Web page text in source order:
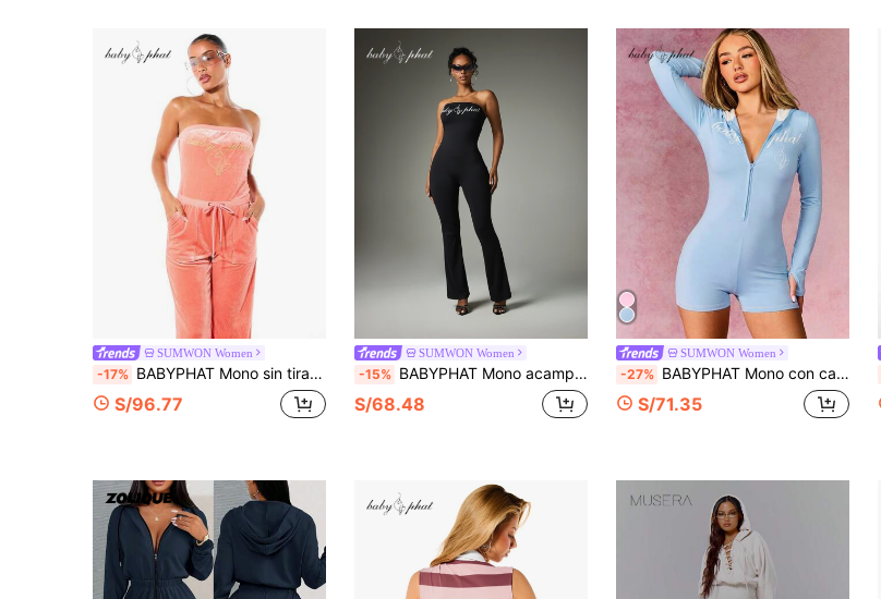
SUMWON Women
-17% BABYPHAT Mono sin tirantes de terciopelo con pantalones palazzo de pierna ancha y cintura con cordón, ropa de estar en casa casual para primavera y verano
S/96.77
SUMWON Women
-15% BABYPHAT Mono acampanado sin tirantes con estampado de logotipo en la parte delantera y trasera, mono de una pieza de largo completo
S/68.48
SUMWON Women
-27% BABYPHAT Mono con capucha de jersey con cremallera frontal, de manga larga, mono informal para estar en casa
S/71.35